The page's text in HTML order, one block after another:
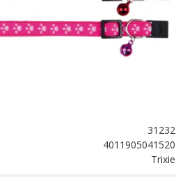
31232
4011905041520
Trixie